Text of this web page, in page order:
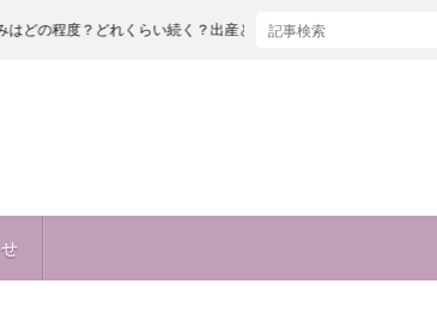
い続く？出産とどっちが痛い！？麻酔も痛い！？